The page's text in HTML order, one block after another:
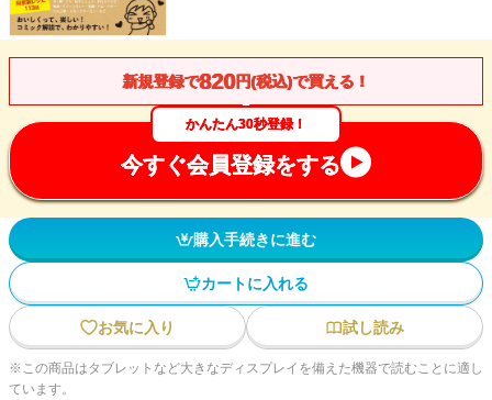
新規登録で820円(税込)で買える！
かんたん30秒登録！
今すぐ会員登録をする
購入手続きに進む
カートに入れる
お気に入り 試し読み
※この商品はタブレットなど大きなディスプレイを備えた機器で読むことに適し
ています。